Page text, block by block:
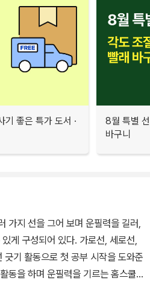
좋은 특가 도서 ·
8월 특별
바구니
가지 선을 그어 보며 운필력을 길러,
게 구성되어 있다. 가로선, 세로선,
기 활동으로 첫 공부 시작을 도와준
동을 하며 운필력을 기르는 홈스쿨